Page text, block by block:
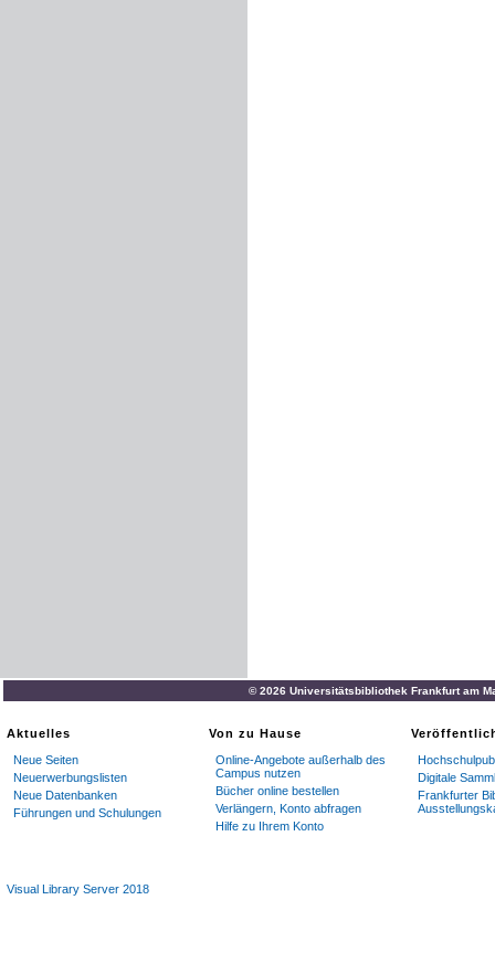
© 2026 Universitätsbibliothek Frankfurt am
Aktuelles
Neue Seiten
Neuerwerbungslisten
Neue Datenbanken
Führungen und Schulungen
Von zu Hause
Online-Angebote außerhalb des
Campus nutzen
Bücher online bestellen
Verlängern, Konto abfragen
Hilfe zu Ihrem Konto
Digitale
Frankfurter
Visual Library Server 2018